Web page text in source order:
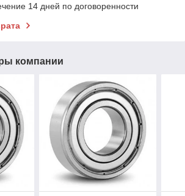
14 дней по договоренности
компании